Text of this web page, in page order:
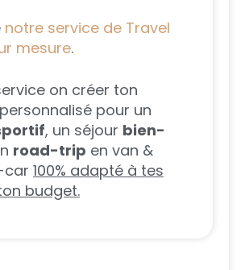
notre service de Travel
mesure.
on créer ton
pour un
, un séjour bien-
road-trip en van &
car 100% adapté à tes
budget.